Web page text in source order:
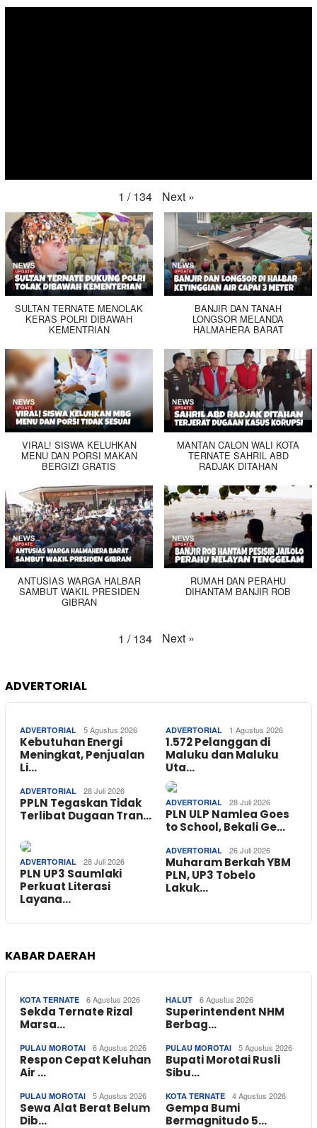
1 / 134 Next »
SULTAN TERNATE MENOLAK
KERAS POLRI DIBAWAH
KEMENTRIAN
BANJIR DAN TANAH
LONGSOR MELANDA
HALMAHERA BARAT
VIRAL! SISWA KELUHKAN
MENU DAN PORSI MAKAN
BERGIZI GRATIS
MANTAN CALON WALI KOTA
TERNATE SAHRIL ABD
RADJAK DITAHAN
ANTUSIAS WARGA HALBAR
SAMBUT WAKIL PRESIDEN
GIBRAN
RUMAH DAN PERAHU
DIHANTAM BANJIR ROB
1 / 134 Next »
ADVERTORIAL
ADVERTORIAL 5 Agustus 2026
Kebutuhan Energi
Meningkat, Penjualan
Li…
ADVERTORIAL 1 Agustus 2026
1.572 Pelanggan di
Maluku dan Maluku
Uta…
ADVERTORIAL 28 Juli 2026
PPLN Tegaskan Tidak
Terlibat Dugaan Tran…
ADVERTORIAL 28 Juli 2026
PLN ULP Namlea Goes
to School, Bekali Ge…
ADVERTORIAL 28 Juli 2026
PLN UP3 Saumlaki
Perkuat Literasi
Layana…
ADVERTORIAL 26 Juli 2026
Muharam Berkah YBM
PLN, UP3 Tobelo
Lakuk…
KABAR DAERAH
KOTA TERNATE 6 Agustus 2026
Sekda Ternate Rizal
Marsa…
HALUT 6 Agustus 2026
Superintendent NHM
Berbag…
PULAU MOROTAI 6 Agustus 2026
Respon Cepat Keluhan
Air …
PULAU MOROTAI 5 Agustus 2026
Bupati Morotai Rusli
Sibu…
PULAU MOROTAI 5 Agustus 2026
Sewa Alat Berat Belum
Dib…
KOTA TERNATE 4 Agustus 2026
Gempa Bumi
Bermagnitudo 5…